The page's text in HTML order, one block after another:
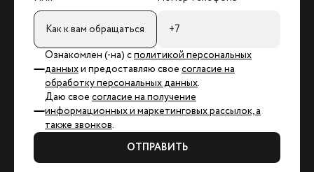
Ознакомлен (-на) сполитикой персональных
данныхи предоставляю свое согласие на
обработку персональных данных.
Даю свое согласие на получение
информационных и маркетинговых рассылок, а
также звонков.
ОТПРАВИТЬ